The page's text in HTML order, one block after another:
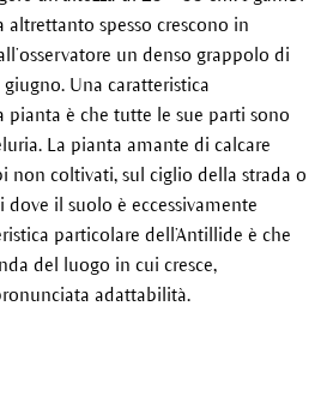
altrettanto spesso crescono in
un denso grappolo di
Una caratteristica
pianta è che tutte le sue parti sono
La pianta amante di calcare
non coltivati, sul ciglio della strada o
il suolo è eccessivamente
particolare dell’Antillide è che
del luogo in cui cresce,
adattabilità.